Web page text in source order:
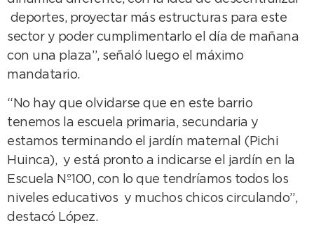
deportes, proyectar más estructuras para este
sector y poder cumplimentarlo el día de mañana
con una plaza”, señaló luego el máximo
mandatario.
“No hay que olvidarse que en este barrio
tenemos la escuela primaria, secundaria y
estamos terminando el jardín maternal (Pichi
Huinca), y está pronto a indicarse el jardín en la
Escuela Nº100, con lo que tendríamos todos los
niveles educativos y muchos chicos circulando”,
destacó López.